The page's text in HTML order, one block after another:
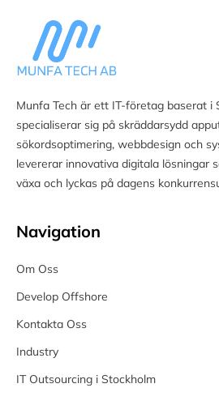
Munfa Tech är ett IT-företag baserat i
specialiserar sig på skräddarsydd
sökordsoptimering, webbdesign och
levererar innovativa digitala lösningar
växa och lyckas på dagens
Navigation
Om Oss
Develop Offshore
Kontakta Oss
Industry
IT Outsourcing i Stockholm